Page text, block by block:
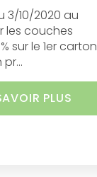
3/10/2020 au
les couches
sur le 1er carton
PLUS